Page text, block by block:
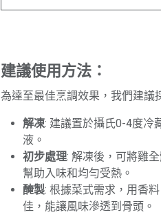
建議使用方法：
為達至最佳烹調效果，我們建議
解凍: 建議置於攝氏0-4度冷
液。
初步處理: 解凍後，可將雞
幫助入味和均勻受熱。
醃製: 根據菜式需求，用香
佳，能讓風味滲透到骨頭。